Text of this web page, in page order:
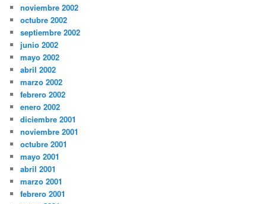
noviembre 2002
octubre 2002
septiembre 2002
junio 2002
mayo 2002
abril 2002
marzo 2002
febrero 2002
enero 2002
diciembre 2001
noviembre 2001
octubre 2001
mayo 2001
abril 2001
marzo 2001
febrero 2001